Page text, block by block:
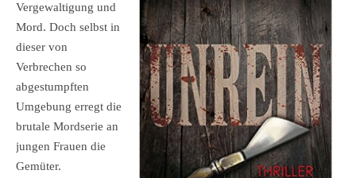
Vergewaltigung und
Mord. Doch selbst in
dieser von
Verbrechen so
abgestumpften
Umgebung erregt die
brutale Mordserie an
jungen Frauen die
Gemüter.